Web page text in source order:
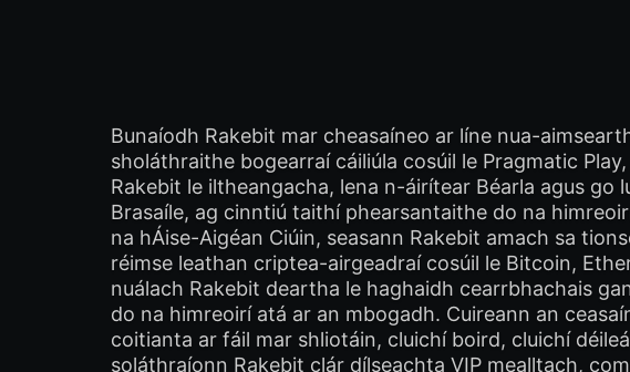
Bunaíodh Rakebit mar cheasaíneo ar líne nua-
sholáthraithe bogearraí cáiliúla cosúil le Pragmatic
Rakebit le iltheangacha, lena n-áirítear Béarla agus go
Brasaíle, ag cinntiú taithí phearsantaithe do na
na hÁise-Aigéan Ciúin, seasann Rakebit amach sa
réimse leathan criptea-airgeadraí cosúil le Bitcoin,
nuálach Rakebit deartha le haghaidh cearrbhachais
do na himreoirí atá ar an mbogadh. Cuireann an
coitianta ar fáil mar shliotáin, cluichí boird, cluichí
soláthraíonn Rakebit clár dílseachta VIP mealltach,